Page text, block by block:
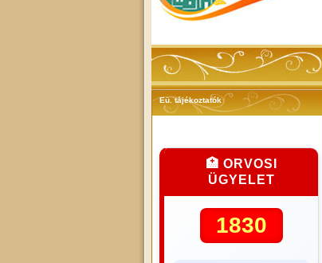
Eü. tájékoztatók
🏥 ORVOSI
ÜGYELET
1830